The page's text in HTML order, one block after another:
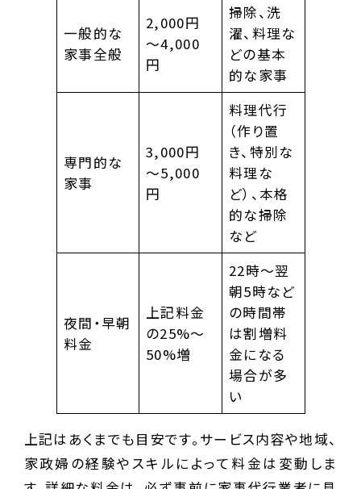
一般的な
家事全般
2,000円
～4,000
円
掃除、洗
濯、料理な
どの基本
的な家事
専門的な
家事
3,000円
～5,000
円
料理代行
（作り置
き、特別な
料理な
ど）、本格
的な掃除
など
夜間・早朝
料金
上記料金
の25%～
50%増
22時～翌
朝5時など
の時間帯
は割増料
金になる
場合が多
い
上記はあくまでも目安です。サービス内容や地域、
家政婦の経験やスキルによって料金は変動しま